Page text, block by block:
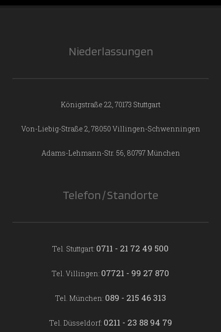
Niederlassungen
Königstraße 22, 70173 Stuttgart
Von-Liebig-Straße 2, 78050 Villingen-Schwenningen
Adams-Lehmann-Str. 56, 80797 München
Telefon / Standorte
Tel. Stuttgart: 0711 - 21 72 49 500
Tel. Villingen: 07721 - 99 27 870
Tel. München: 089 - 215 46 313
Tel. Düsseldorf: 0211 - 23 88 94 79